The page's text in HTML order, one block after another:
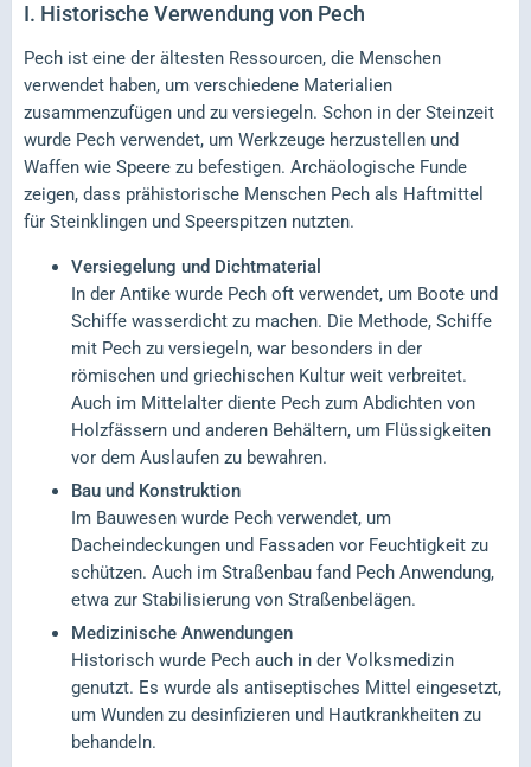
I. Historische Verwendung von Pech
Pech ist eine der ältesten Ressourcen, die Menschen
verwendet haben, um verschiedene Materialien
zusammenzufügen und zu versiegeln. Schon in der Steinzeit
wurde Pech verwendet, um Werkzeuge herzustellen und
Waffen wie Speere zu befestigen. Archäologische Funde
zeigen, dass prähistorische Menschen Pech als Haftmittel
für Steinklingen und Speerspitzen nutzten.
Versiegelung und Dichtmaterial
In der Antike wurde Pech oft verwendet, um Boote und
Schiffe wasserdicht zu machen. Die Methode, Schiffe
mit Pech zu versiegeln, war besonders in der
römischen und griechischen Kultur weit verbreitet.
Auch im Mittelalter diente Pech zum Abdichten von
Holzfässern und anderen Behältern, um Flüssigkeiten
vor dem Auslaufen zu bewahren.
Bau und Konstruktion
Im Bauwesen wurde Pech verwendet, um
Dacheindeckungen und Fassaden vor Feuchtigkeit zu
schützen. Auch im Straßenbau fand Pech Anwendung,
etwa zur Stabilisierung von Straßenbelägen.
Medizinische Anwendungen
Historisch wurde Pech auch in der Volksmedizin
genutzt. Es wurde als antiseptisches Mittel eingesetzt,
um Wunden zu desinfizieren und Hautkrankheiten zu
behandeln.